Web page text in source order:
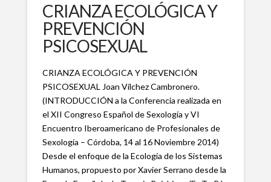
CRIANZA ECOLÓGICA Y
PREVENCIÓN
PSICOSEXUAL
CRIANZA ECOLÓGICA Y PREVENCIÓN
PSICOSEXUAL Joan Vílchez Cambronero.
(INTRODUCCIÓN a la Conferencia realizada en
el XII Congreso Español de Sexología y VI
Encuentro Iberoamericano de Profesionales de
Sexología – Córdoba, 14 al 16 Noviembre 2014)
Desde el enfoque de la Ecología de los Sistemas
Humanos, propuesto por Xavier Serrano desde la